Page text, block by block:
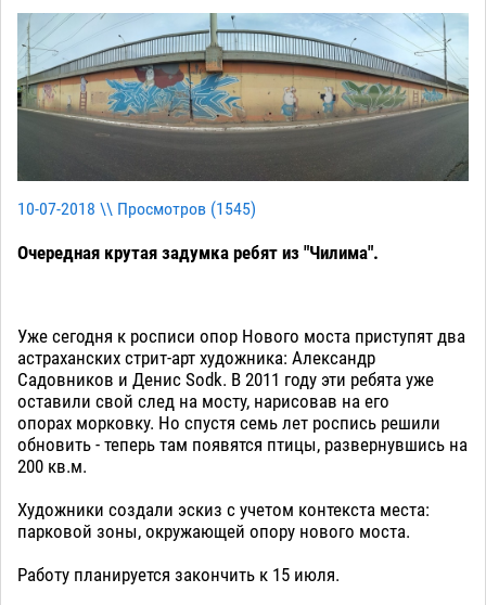
10-07-2018 \\ Просмотров (1545)
Очередная крутая задумка ребят из "Чилима".
Уже сегодня к росписи опор Нового моста приступят два
астраханских стрит-арт художника: Александр
Садовников и Денис Sodk. В 2011 году эти ребята уже
оставили свой след на мосту, нарисовав на его
опорах морковку. Но спустя семь лет роспись решили
обновить - теперь там появятся птицы, развернувшись на
200 кв.м.
Художники создали эскиз с учетом контекста места:
парковой зоны, окружающей опору нового моста.
Работу планируется закончить к 15 июля.